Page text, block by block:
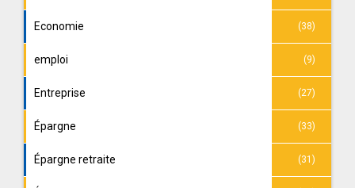
Economie (38)
emploi (9)
Entreprise (27)
Épargne (33)
Épargne retraite (31)